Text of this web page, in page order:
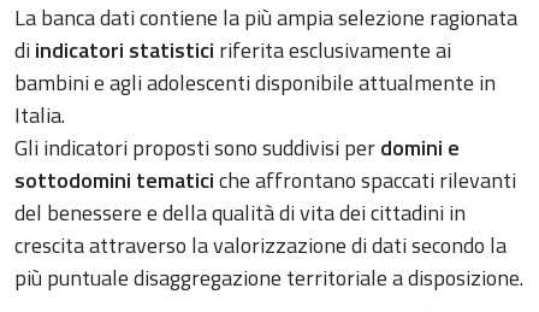
La banca dati contiene la più ampia selezione ragionata
diindicatori statistici riferita esclusivamente ai
bambini e agli adolescenti disponibile attualmente in
Italia.
Gli indicatori proposti sono suddivisi perdomini e
sottodomini tematiciche affrontano spaccati rilevanti
del benessere e della qualità di vita dei cittadini in
crescita attraverso la valorizzazione di dati secondo la
più puntuale disaggregazione territoriale a disposizione.